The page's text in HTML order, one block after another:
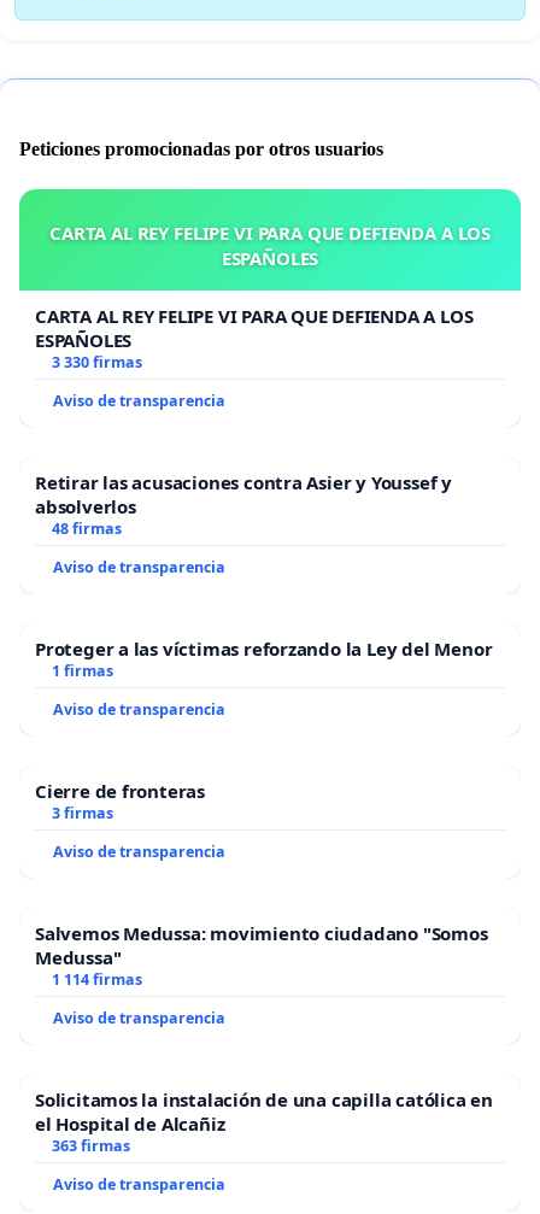
Peticiones promocionadas por otros usuarios
CARTA AL REY FELIPE VI PARA QUE DEFIENDA A LOS
ESPAÑOLES
CARTA AL REY FELIPE VI PARA QUE DEFIENDA A LOS
ESPAÑOLES
3 330 firmas
Aviso de transparencia
Retirar las acusaciones contra Asier y Youssef y
absolverlos
48 firmas
Aviso de transparencia
Proteger a las víctimas reforzando la Ley del Menor
1 firmas
Aviso de transparencia
Cierre de fronteras
3 firmas
Aviso de transparencia
Salvemos Medussa: movimiento ciudadano "Somos
Medussa"
1 114 firmas
Aviso de transparencia
Solicitamos la instalación de una capilla católica en
el Hospital de Alcañiz
363 firmas
Aviso de transparencia